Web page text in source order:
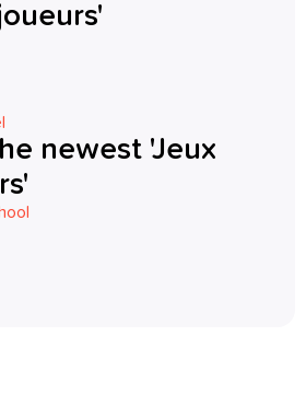
newest 'Jeux